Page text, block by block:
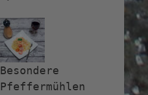
Besondere
Pfeffermühlen